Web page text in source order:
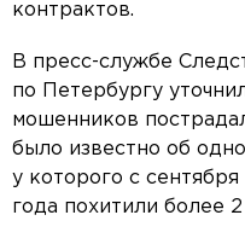
контрактов.
В пресс-службе
по Петербургу
мошенников
было известно об
у которого с
года похитили более